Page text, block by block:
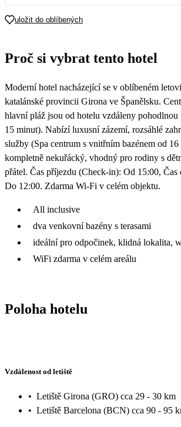
19
18 239
20
19 599
21 22 23
uložit do oblíbených
Proč si vybrat tento hotel
Moderní hotel nacházející se v oblíbeném
katalánské provincii Girona ve Španělsku.
hlavní pláž jsou od hotelu vzdáleny pohodlnou
15 minut). Nabízí luxusní zázemí, rozsáhlé
služby (Spa centrum s vnitřním bazénem od
kompletně nekuřácký, vhodný pro rodiny s
přátel. Čas příjezdu (Check-in): Od 15:00, Čas
Do 12:00. Zdarma Wi-Fi v celém objektu.
All inclusive
dva venkovní bazény s terasami
ideální pro odpočinek, klidná lokalita,
WiFi zdarma v celém areálu
Poloha hotelu
Vzdálenost od letiště
• Letiště Girona (GRO) cca 29 - 30 km
• Letiště Barcelona (BCN) cca 90 - 95